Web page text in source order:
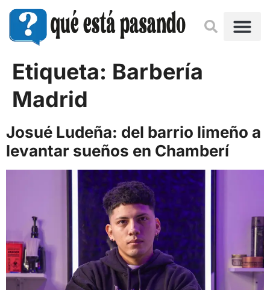
Etiqueta: Barbería
Madrid
Josué Ludeña: del barrio limeño a
levantar sueños en Chamberí